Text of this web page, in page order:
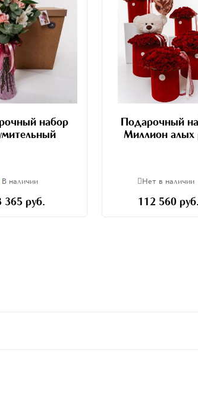
набор
В наличии
365 руб.
Подарочный
Миллион алых
Нет в наличии
112 560 руб.